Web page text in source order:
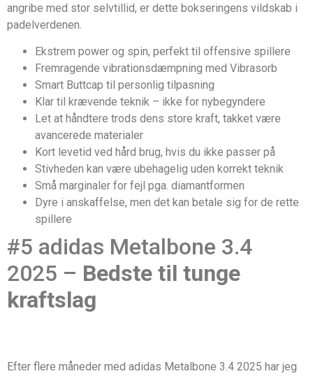
angribe med stor selvtillid, er dette bokseringens vildskab i
padelverdenen.
Ekstrem power og spin, perfekt til offensive spillere
Fremragende vibrationsdæmpning med Vibrasorb
Smart Buttcap til personlig tilpasning
Klar til krævende teknik – ikke for nybegyndere
Let at håndtere trods dens store kraft, takket være
avancerede materialer
Kort levetid ved hård brug, hvis du ikke passer på
Stivheden kan være ubehagelig uden korrekt teknik
Små marginaler for fejl pga. diamantformen
Dyre i anskaffelse, men det kan betale sig for de rette
spillere
#5 adidas Metalbone 3.4
2025 – Bedste til tunge
kraftslag
Efter flere måneder med adidas Metalbone 3.4 2025 har jeg